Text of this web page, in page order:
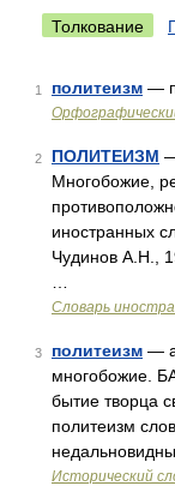
Толкование
1 политеизм —
2 ПОЛИТЕИЗМ
Многобожие,
иностранных
Чудинов А.Н.,
Словарь
3 политеизм —
многобожие.
бытие творца
политеизм
Исторический